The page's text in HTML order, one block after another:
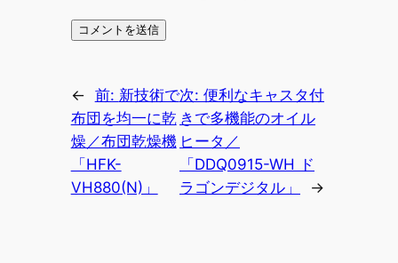
← 前: 新技術で
布団を均一に乾
燥／布団乾燥機
「HFK-
VH880(N)」
次: 便利なキャスタ付
きで多機能のオイル
ヒータ／
「DDQ0915-WH ド
ラゴンデジタル」
→